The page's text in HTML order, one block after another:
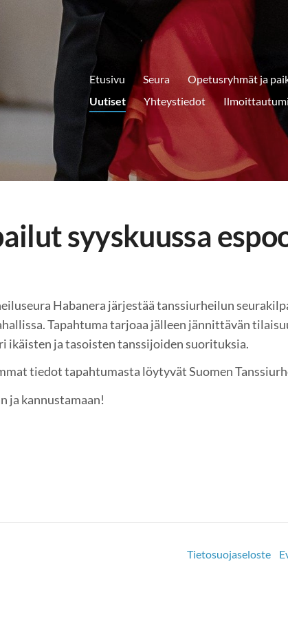
Etusivu Seura Opetusryhmät ja
Uutiset
Yhteystiedot
syyskuussa
Habanera järjestää tanssiurheilun
Tapahtuma tarjoaa jälleen jännittävän
ikäisten ja tasoisten tanssijoiden suorituksia.
tiedot tapahtumasta löytyvät Suomen
ja kannustamaan!
Tietosuojaseloste